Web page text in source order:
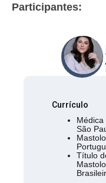
Participantes:
Currículo
São
Título